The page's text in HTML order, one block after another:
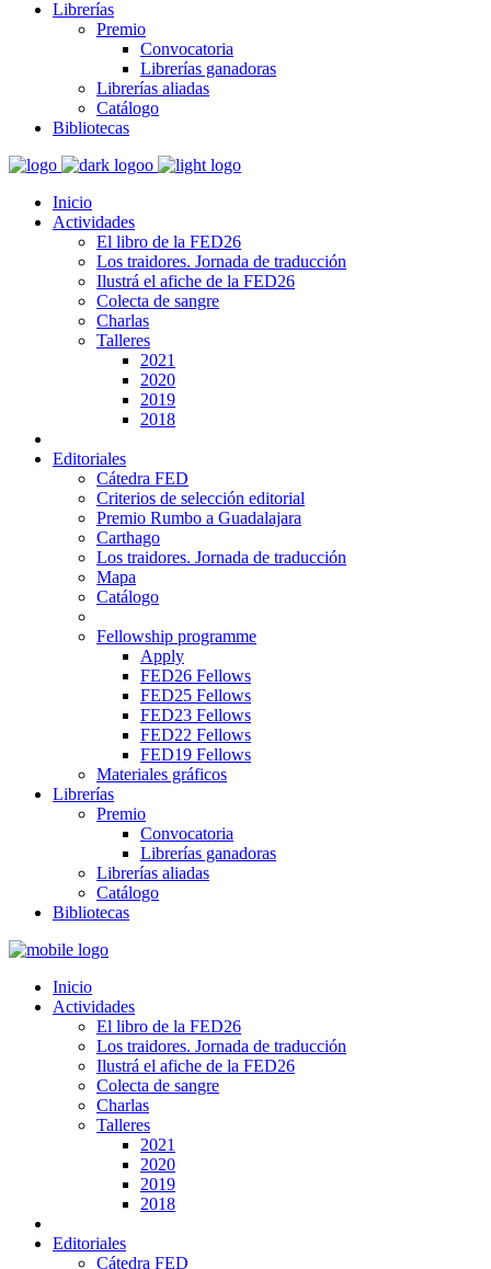
Librerías
Premio
Convocatoria
Librerías ganadoras
Librerías aliadas
Catálogo
Bibliotecas
Inicio
Actividades
El libro de la FED26
Los traidores. Jornada de traducción
Ilustrá el afiche de la FED26
Colecta de sangre
Charlas
Talleres
2021
2020
2019
2018
Editoriales
Cátedra FED
Criterios de selección editorial
Premio Rumbo a Guadalajara
Carthago
Los traidores. Jornada de traducción
Mapa
Catálogo
Fellowship programme
Apply
FED26 Fellows
FED25 Fellows
FED23 Fellows
FED22 Fellows
FED19 Fellows
Materiales gráficos
Librerías
Premio
Convocatoria
Librerías ganadoras
Librerías aliadas
Catálogo
Bibliotecas
Inicio
Actividades
El libro de la FED26
Los traidores. Jornada de traducción
Ilustrá el afiche de la FED26
Colecta de sangre
Charlas
Talleres
2021
2020
2019
2018
Editoriales
Cátedra FED